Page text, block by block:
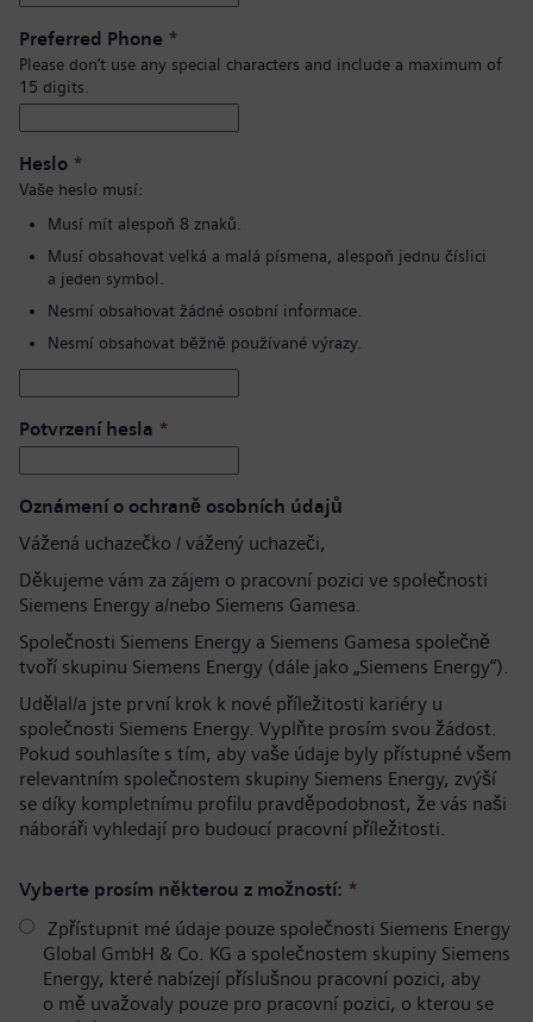
Preferred Phone *
Please don’t use any special characters and include a maximum of
15 digits.
Heslo *
Vaše heslo musí:
Musí mít alespoň 8 znaků.
Musí obsahovat velká a malá písmena, alespoň jednu číslici
a jeden symbol.
Nesmí obsahovat žádné osobní informace.
Nesmí obsahovat běžně používané výrazy.
Potvrzení hesla *
Oznámení o ochraně osobních údajů
Vážená uchazečko / vážený uchazeči,
Děkujeme vám za zájem o pracovní pozici ve společnosti
Siemens Energy a/nebo Siemens Gamesa.
Společnosti Siemens Energy a Siemens Gamesa společně
tvoří skupinu Siemens Energy (dále jako „Siemens Energy“).
Udělal/a jste první krok k nové příležitosti kariéry u
společnosti Siemens Energy. Vyplňte prosím svou žádost.
Pokud souhlasíte s tím, aby vaše údaje byly přístupné všem
relevantním společnostem skupiny Siemens Energy, zvýší
se díky kompletnímu profilu pravděpodobnost, že vás naši
náboráři vyhledají pro budoucí pracovní příležitosti.
Vyberte prosím některou z možností: *
Zpřístupnit mé údaje pouze společnosti Siemens Energy
Global GmbH & Co. KG a společnostem skupiny Siemens
Energy, které nabízejí příslušnou pracovní pozici, aby
o mě uvažovaly pouze pro pracovní pozici, o kterou se